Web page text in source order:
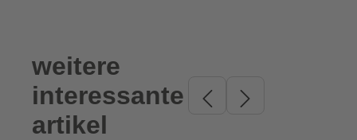
Produktgalerie überspringen
weitere
interessante
artikel